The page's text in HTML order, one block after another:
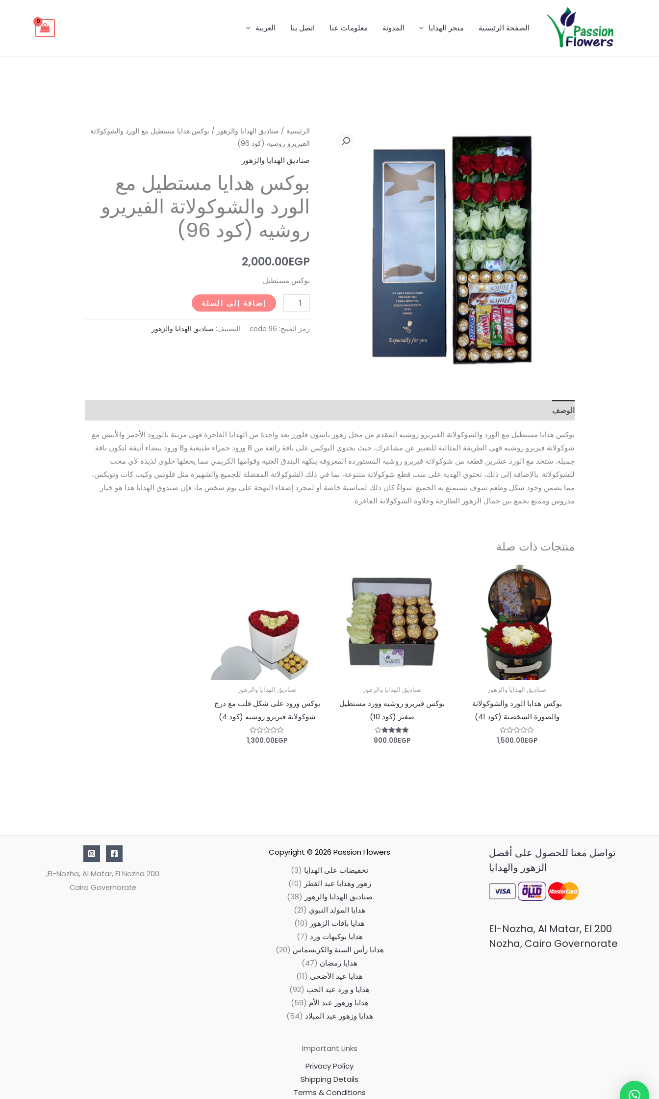
الصفحة الرئيسية متجر الهدايا المدونة معلومات عنا اتصل بنا العربية
الرئيسية / صناديق الهدايا والزهور / بوكس هدايا مستطيل مع الورد والشوكولاتة
الفيريرو روشيه (كود 96)
صناديق الهدايا والزهور
بوكس هدايا مستطيل مع
الورد والشوكولاتة الفيريرو
روشيه (كود 96)
2,000.00EGP
بوكس مستطيل
كمية
بوكس
هدايا
مع
الورد
والشوكولاتة
روشيه
96)
إضافة إلى السلة
رمز المنتج: code 96 التصنيف: صناديق الهدايا والزهور
الوصف
بوكس هدايا مستطيل مع الورد والشوكولاتة الفيريرو روشيه المقدم من محل زهور باشون فلورز يعد واحدة من الهدايا الفاخرة فهي مزينة بالورود الأحمر والأبيض مع
شوكولاتة فيريرو روشيه فهي الطريقة المثالية للتعبير عن مشاعرك، حيث يحتوي البوكس على باقة رائعة من 8 ورود حمراء طبيعية و8 ورود بيضاء أنيقة لتكون باقة
جميله. ستجد مع الورد عشرين قطعة من شوكولاتة فيريرو روشيه المستوردة المعروفة بنكهة البندق الغنية وقوامها الكريمي مما يجعلها حلوى لذيذة لأي محب
للشوكولاتة. بالإضافة إلى ذلك، تحتوي الهدية على ست قطع شوكولاتة متنوعة، بما في ذلك الشوكولاتة المفضلة للجميع والشهيرة مثل فلوتس وكيت كات وتويكس،
مما يضمن وجود شكل وطعم سوف يستمتع به الجميع. سواءً كان ذلك لمناسبة خاصة أو لمجرد إضفاء البهجة على يوم شخص ما، فإن صندوق الهدايا هذا هو خيار
مدروس وممتع يجمع بين جمال الزهور الطازجة وحلاوة الشوكولاتة الفاخرة.
منتجات ذات صلة
صناديق الهدايا والزهور
بوكس هدايا الورد والشوكولاتة
والصورة الشخصية (كود 41)
تم
التقييم1,500.00EGP
صناديق الهدايا والزهور
بوكس فيريرو روشيه وورد مستطيل
صغير (كود 10)
تم التقييم
4.00
900.00EGP
صناديق الهدايا والزهور
بوكس ورود على شكل قلب مع درج
شوكولاتة فيريرو روشيه (كود 4)
تم
التقييم1,300.00EGP
تواصل معنا للحصول على أفضل
الزهور والهدايا
200 El-Nozha, Al Matar, El
Nozha, Cairo Governorate
Copyright © 2026 Passion Flowers
تخفيضات على الهدايا
3
زهور وهدايا عيد الفطر 10
صناديق الهدايا والزهور 38
هدايا المولد النبوي 21
هدايا باقات الزهور 10
هدايا بوكيهات ورد 7
هدايا رأس السنة والكريسماس 20
هدايا رمضان 47
هدايا عيد الأضحى 11
هدايا و ورد عيد الحب 92
هدايا وزهور عيد الأم 59
هدايا وزهور عيد الميلاد 54
Important Links
Privacy Policy
Shipping Details
Terms & Conditions
200 El-Nozha, Al Matar, El Nozha,
Cairo Governorate